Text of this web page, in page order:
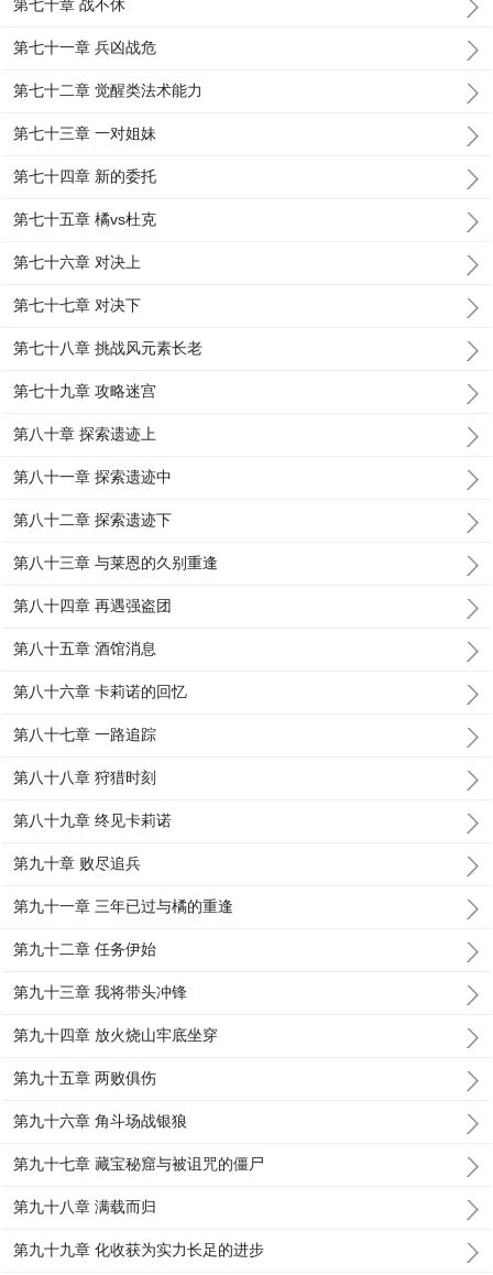
第七十章 战不休
第七十一章 兵凶战危
第七十二章 觉醒类法术能力
第七十三章 一对姐妹
第七十四章 新的委托
第七十五章 橘vs杜克
第七十六章 对决上
第七十七章 对决下
第七十八章 挑战风元素长老
第七十九章 攻略迷宫
第八十章 探索遗迹上
第八十一章 探索遗迹中
第八十二章 探索遗迹下
第八十三章 与莱恩的久别重逢
第八十四章 再遇强盗团
第八十五章 酒馆消息
第八十六章 卡莉诺的回忆
第八十七章 一路追踪
第八十八章 狩猎时刻
第八十九章 终见卡莉诺
第九十章 败尽追兵
第九十一章 三年已过与橘的重逢
第九十二章 任务伊始
第九十三章 我将带头冲锋
第九十四章 放火烧山牢底坐穿
第九十五章 两败俱伤
第九十六章 角斗场战银狼
第九十七章 藏宝秘窟与被诅咒的僵尸
第九十八章 满载而归
第九十九章 化收获为实力长足的进步